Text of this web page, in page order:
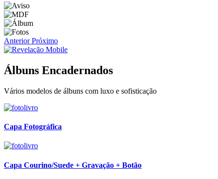
Anterior Próximo
Álbuns Encadernados
Vários modelos de álbuns com luxo e sofisticação
Capa Fotográfica
Capa Courino/Suede + Gravação + Botão